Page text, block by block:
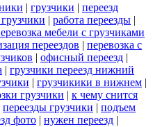
| грузчики | переезд
| работа переезды |
мебели с грузчиками
переездов | перевозка с
| офисный переезд |
| грузчики переезд нижний
| грузчикики в нижнем |
грузчики | к чему снится
переезды грузчики | подъем
фото | нужен переезд |